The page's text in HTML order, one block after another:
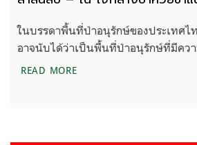
ในบรรดาพื้นที่ป่าอนุรักษ์ของประเทศไ
อาจนับได้ว่าเป็นพื้นที่ป่าอนุรักษ์ที่มีคว
READ MOREสาส์นสืบ – ณ ใจกลางป่าห้ว